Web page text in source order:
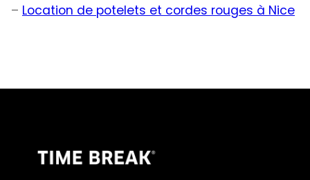
– Location de potelets et cordes rouges à Nice